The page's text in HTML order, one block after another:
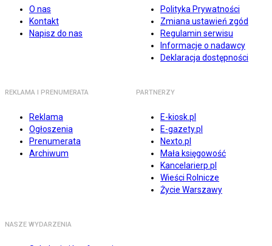
O nas
Kontakt
Napisz do nas
Polityka Prywatności
Zmiana ustawień zgód
Regulamin serwisu
Informacje o nadawcy
Deklaracja dostępności
REKLAMA I PRENUMERATA
Reklama
Ogłoszenia
Prenumerata
Archiwum
PARTNERZY
E-kiosk.pl
E-gazety.pl
Nexto.pl
Mała księgowość
Kancelarierp.pl
Wieści Rolnicze
Życie Warszawy
NASZE WYDARZENIA